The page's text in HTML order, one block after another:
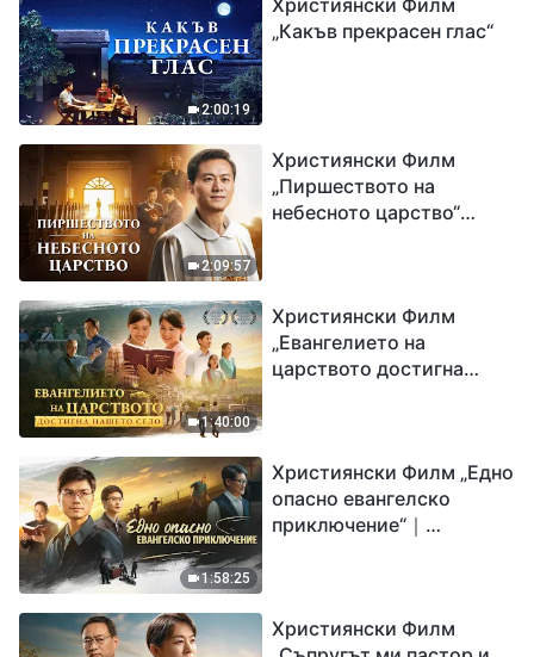
2:00:19
„Какъв прекрасен глас“
2:09:57
Християнски Филм
„Пиршеството на
небесното царство“
1:40:00
Християнски Филм
„Евангелието на
царството достигна
1:58:25
Християнски Филм „Едно
опасно евангелско
приключение“｜
Исус
Християнски Филм